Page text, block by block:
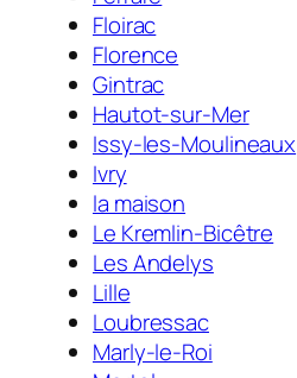
Floirac
Florence
Gintrac
Hautot-sur-Mer
Issy-les-Moulineaux
Ivry
la maison
Le Kremlin-Bicêtre
Les Andelys
Lille
Loubressac
Marly-le-Roi